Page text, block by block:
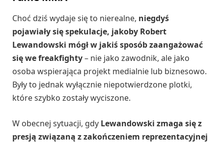
Choć dziś wydaje się to nierealne, niegdyś
pojawiały się spekulacje, jakoby Robert
Lewandowski mógł w jakiś sposób zaangażować
się we freakfighty– nie jako zawodnik, ale jako
osoba wspierająca projekt medialnie lub biznesowo.
Były to jednak wyłącznie niepotwierdzone plotki,
które szybko zostały wyciszone.
W obecnej sytuacji, gdy Lewandowski zmaga się z
presją związaną z zakończeniem reprezentacyjnej